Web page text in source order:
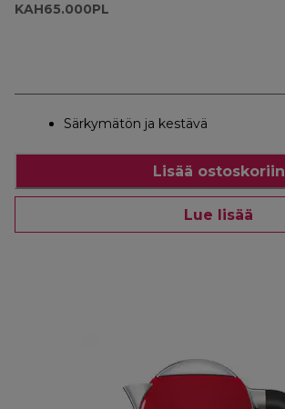
KAH65.000PL
Särkymätön ja kestävä
Lisää ostoskoriin
Lue lisää